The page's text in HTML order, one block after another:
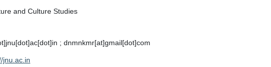
and Culture Studies
; dnmnkmr[at]gmail[dot]com
jnu.ac.in